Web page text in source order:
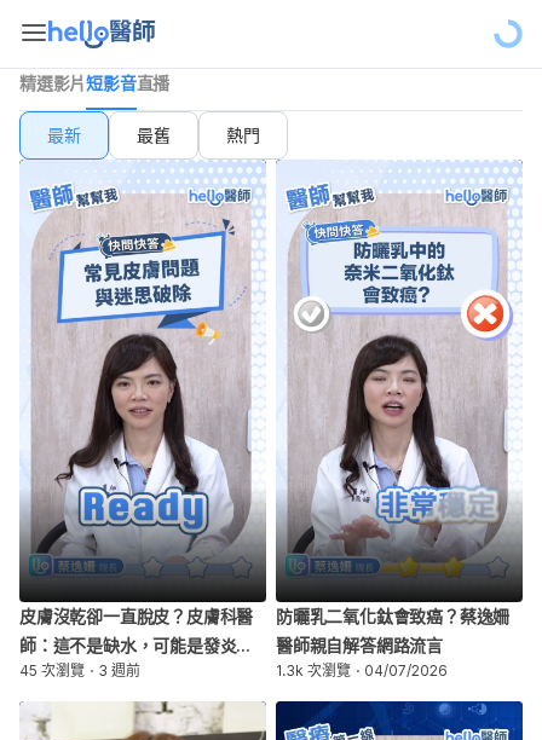
精選影片短影音直播
最新 最舊 熱門
皮膚沒乾卻一直脫皮？皮膚科醫
師：這不是缺水，可能是發炎、
濕疹找上門！
45 次瀏覽 3 週前
防曬乳二氧化鈦會致癌？蔡逸姍
醫師親自解答網路流言
1.3k 次瀏覽 04/07/2026